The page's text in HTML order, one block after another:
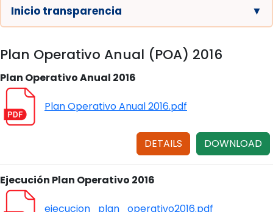
Inicio transparencia ▼
Plan Operativo Anual (POA) 2016
Plan Operativo Anual 2016
Plan Operativo Anual 2016.pdf
DOWNLOAD
DETAILS
Ejecución Plan Operativo 2016
ejecucion_plan_operativo2016.pdf